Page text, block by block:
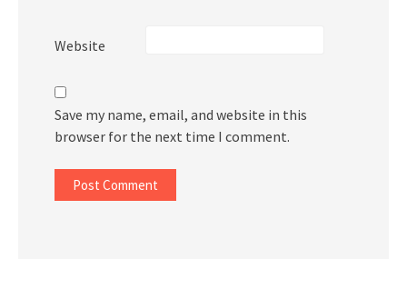
Website
Save my name, email, and website in this
browser for the next time I comment.